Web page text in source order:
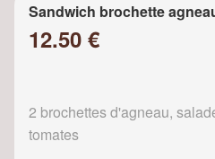
Sandwich brochette
12.50 €
2 brochettes d'agneau,
tomates